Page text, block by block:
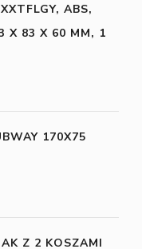
ABS,
X 83 X 60 MM, 1
170X75
Z 2 KOSZAMI